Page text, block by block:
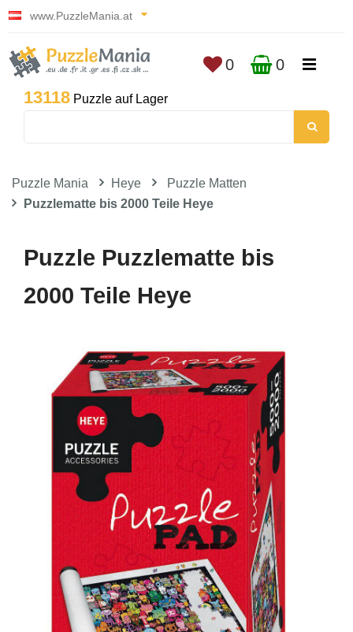
www.PuzzleMania.at
13118 Puzzle auf Lager
0 0
Puzzle Mania Heye
Puzzle Matten
Puzzlematte bis 2000 Teile Heye
Puzzle Puzzlematte bis
2000 Teile Heye